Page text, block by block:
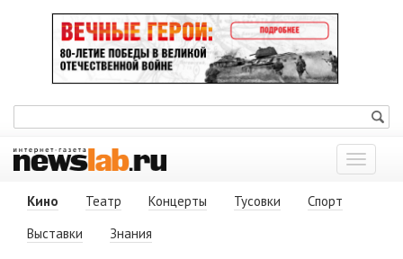
Показать
меню
Кино
Театр Концерты Тусовки
Спорт
Выставки
Знания